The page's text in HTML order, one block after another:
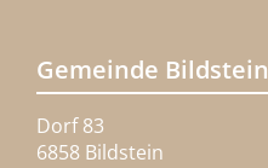
Gemeinde Bildstein
Dorf 83
6858 Bildstein